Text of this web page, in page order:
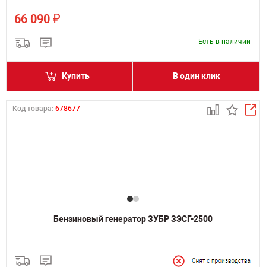
66 090 ₽
Есть в наличии
Купить В один клик
Код товара: 678677
Бензиновый генератор ЗУБР ЗЭСГ-2500